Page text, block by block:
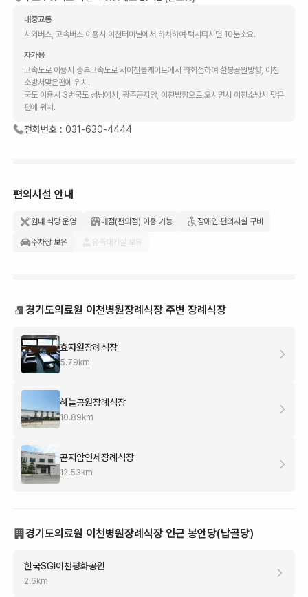
대중교통
시외버스, 고속버스 이용시 이천터미널에서 하차하여 택시타시면 10분소요.
자가용
고속도로 이용시 중부고속도로 서이천톨게이트에서 좌회전하여 설봉공원방향, 이천
소방서맞은편에 위치.
국도 이용시 3번국도 성남에서, 광주곤지암, 이천방향으로 오시면서 이천소방서 맞은
편에 위치.
전화번호 : 031-630-4444
편의시설 안내
원내 식당 운영 매점(편의점) 이용 가능 장애인 편의시설 구비
주차장 보유 유족대기실 보유
경기도의료원 이천병원장례식장 주변 장례식장
효자원장례식장
5.79 km
하늘공원장례식장
10.89 km
곤지암연세장례식장
12.53 km
경기도의료원 이천병원장례식장 인근 봉안당(납골당)
한국SGI이천평화공원
2.6 km